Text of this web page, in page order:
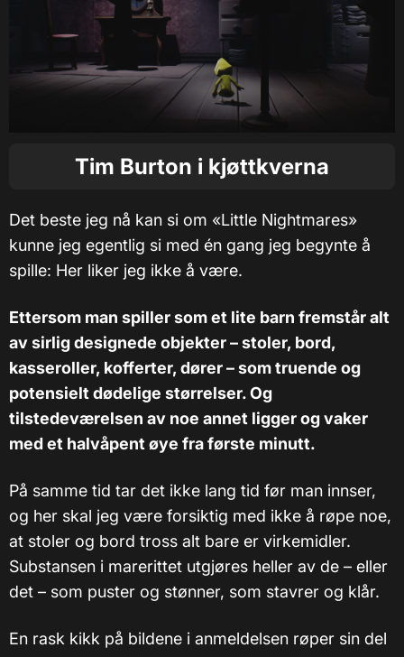
Tim Burton i kjøttkverna
Det beste jeg nå kan si om «Little Nightmares»
kunne jeg egentlig si med én gang jeg begynte å
spille: Her liker jeg ikke å være.
Ettersom man spiller som et lite barn fremstår alt
av sirlig designede objekter – stoler, bord,
kasseroller, kofferter, dører – som truende og
potensielt dødelige størrelser. Og
tilstedeværelsen av noe annet ligger og vaker
med et halvåpent øye fra første minutt.
På samme tid tar det ikke lang tid før man innser,
og her skal jeg være forsiktig med ikke å røpe noe,
at stoler og bord tross alt bare er virkemidler.
Substansen i marerittet utgjøres heller av de – eller
det – som puster og stønner, som stavrer og klår.
En rask kikk på bildene i anmeldelsen røper sin del